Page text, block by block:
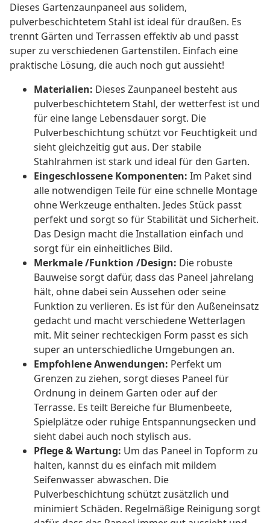
Dieses Gartenzaunpaneel aus solidem,
pulverbeschichtetem Stahl ist ideal für draußen. Es
trennt Gärten und Terrassen effektiv ab und passt
super zu verschiedenen Gartenstilen. Einfach eine
praktische Lösung, die auch noch gut aussieht!
Materialien: Dieses Zaunpaneel besteht aus
pulverbeschichtetem Stahl, der wetterfest ist und
für eine lange Lebensdauer sorgt. Die
Pulverbeschichtung schützt vor Feuchtigkeit und
sieht gleichzeitig gut aus. Der stabile
Stahlrahmen ist stark und ideal für den Garten.
Eingeschlossene Komponenten: Im Paket sind
alle notwendigen Teile für eine schnelle Montage
ohne Werkzeuge enthalten. Jedes Stück passt
perfekt und sorgt so für Stabilität und Sicherheit.
Das Design macht die Installation einfach und
sorgt für ein einheitliches Bild.
Merkmale /Funktion /Design: Die robuste
Bauweise sorgt dafür, dass das Paneel jahrelang
hält, ohne dabei sein Aussehen oder seine
Funktion zu verlieren. Es ist für den Außeneinsatz
gedacht und macht verschiedene Wetterlagen
mit. Mit seiner rechteckigen Form passt es sich
super an unterschiedliche Umgebungen an.
Empfohlene Anwendungen: Perfekt um
Grenzen zu ziehen, sorgt dieses Paneel für
Ordnung in deinem Garten oder auf der
Terrasse. Es teilt Bereiche für Blumenbeete,
Spielplätze oder ruhige Entspannungsecken und
sieht dabei auch noch stylisch aus.
Pflege & Wartung: Um das Paneel in Topform zu
halten, kannst du es einfach mit mildem
Seifenwasser abwaschen. Die
Pulverbeschichtung schützt zusätzlich und
minimiert Schäden. Regelmäßige Reinigung sorgt